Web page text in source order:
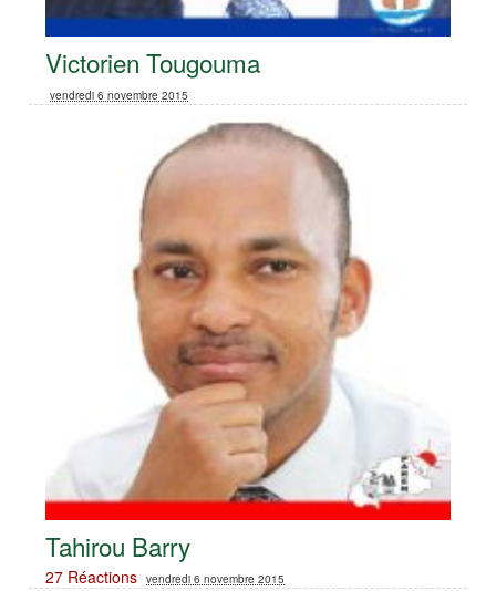
Victorien Tougouma
vendredi 6 novembre 2015
Tahirou Barry
27 Réactions vendredi 6 novembre 2015